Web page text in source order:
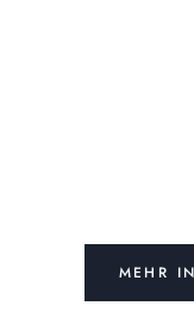
MEHR